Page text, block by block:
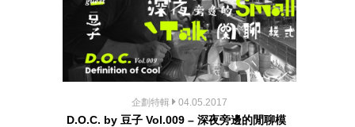
企劃特輯 04.05.2017
D.O.C. by 豆子 Vol.009 – 深夜旁邊的閒聊模